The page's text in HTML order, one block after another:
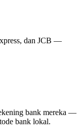
dan JCB —
bank mereka —
bank lokal.